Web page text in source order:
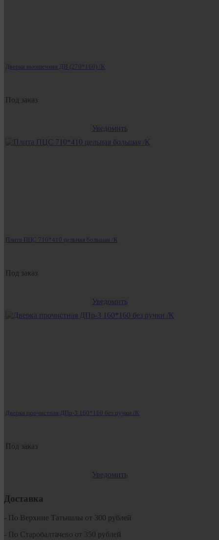
Дверка вьюшечная ДВ (270*160) /К
Под заказ
Уведомить
Плита ПЦС 710*410 цельная большая /К
Под заказ
Уведомить
Дверка прочистная ДПр-3 160*160 без ручки /К
Под заказ
Уведомить
Доставка
- По Верхние Татышлы от 300 рублей
- По Старобалтачево от 350 рублей